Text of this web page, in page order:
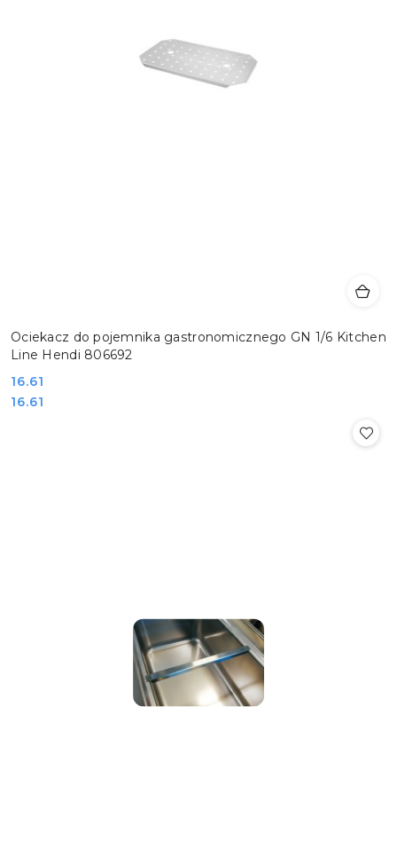
Ociekacz do pojemnika gastronomicznego GN 1/6 Kitchen
Line Hendi 806692
Cena:
16.61
Cena:
16.61